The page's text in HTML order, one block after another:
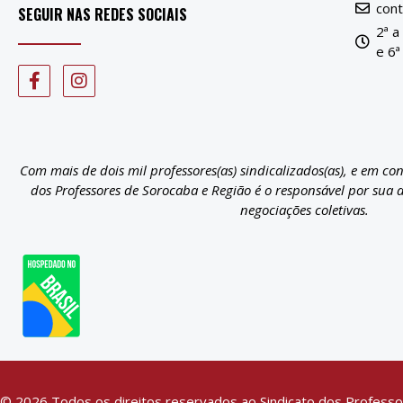
SEGUIR NAS REDES SOCIAIS
2ª
e
Com mais de dois mil professores(as) sindicalizados(as), e em
dos Professores de Sorocaba e Região é o responsável por
negociações coletivas.